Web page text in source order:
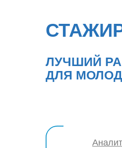
ЛУЧШИЙ
ДЛЯ